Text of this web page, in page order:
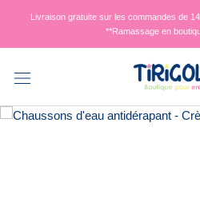
contenu
Livraison gratuite sur les commandes de
**Ramassage en